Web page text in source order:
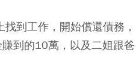
到工作，開始償還債務，
到的10萬，以及二姐跟爸